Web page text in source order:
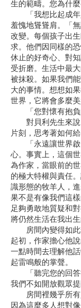
生的範疇。您為什
「我想比起成年
羞愧地聳聳肩。「
改變。每個孩子出
求。他們因同樣的
休止的好奇心、對
受折磨。生活中最
被抹殺。如果我們
大的事情。想想如
世界，它將會多麼美
「您對懷有抱負
對貝利先生來說
片刻，思考著如何
「永遠讓世界啟
心。事實上，這個
為作家，當眼前的
的極大特權與責任
識形態的牧羊人，
果不是有像我們這
足夠勇敢地質疑和
將仍然生活在我出
房間內變得如此
起初，作家擔心他
一點時間去理解他
起雷鳴般的掌聲。
「聽完您的回答
我們不如開放觀眾
房間裡幾乎所有
因為這麼多人想對